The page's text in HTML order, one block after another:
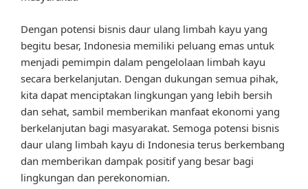
Dengan potensi bisnis daur ulang limbah kayu yang
begitu besar, Indonesia memiliki peluang emas untuk
menjadi pemimpin dalam pengelolaan limbah kayu
secara berkelanjutan. Dengan dukungan semua pihak,
kita dapat menciptakan lingkungan yang lebih bersih
dan sehat, sambil memberikan manfaat ekonomi yang
berkelanjutan bagi masyarakat. Semoga potensi bisnis
daur ulang limbah kayu di Indonesia terus berkembang
dan memberikan dampak positif yang besar bagi
lingkungan dan perekonomian.